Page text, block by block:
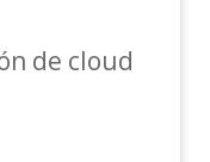
de cloud